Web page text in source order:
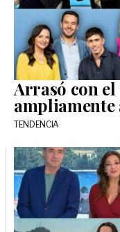
Arrasó con
ampliamente
TENDENCIA